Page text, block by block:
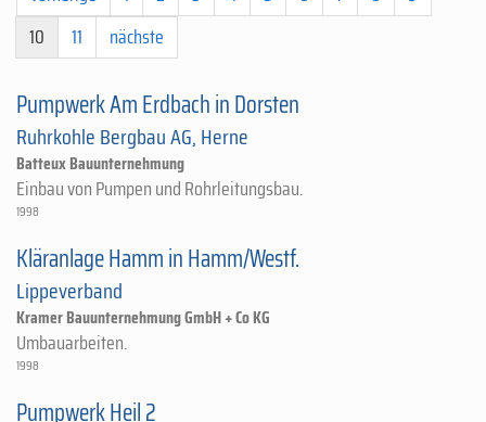
10
11 nächste
Pumpwerk Am Erdbach in Dorsten
Ruhrkohle Bergbau AG, Herne
Batteux Bauunternehmung
Einbau von Pumpen und Rohrleitungsbau.
1998
Kläranlage Hamm in Hamm/Westf.
Lippeverband
Kramer Bauunternehmung GmbH + Co KG
Umbauarbeiten.
1998
Pumpwerk Heil 2